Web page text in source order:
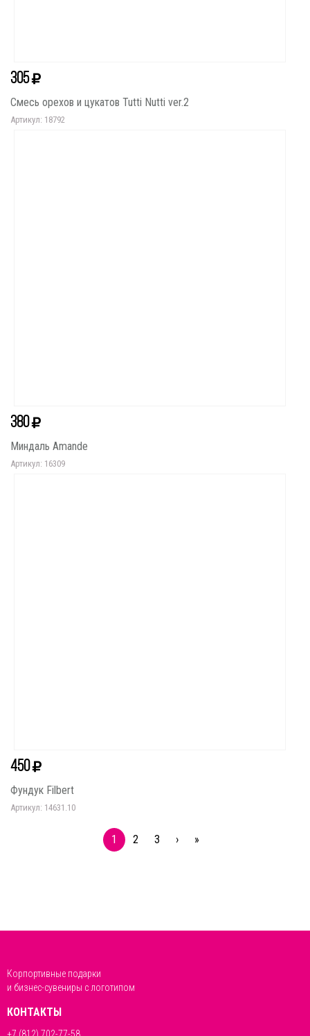
305
Смесь орехов и цукатов Tutti Nutti ver.2
Артикул: 18792
380
Миндаль Amande
Артикул: 16309
450
Фундук Filbert
Артикул: 14631.10
1 2 3 › »
Корпортивные подарки
и бизнес-сувениры с логотипом
КОНТАКТЫ